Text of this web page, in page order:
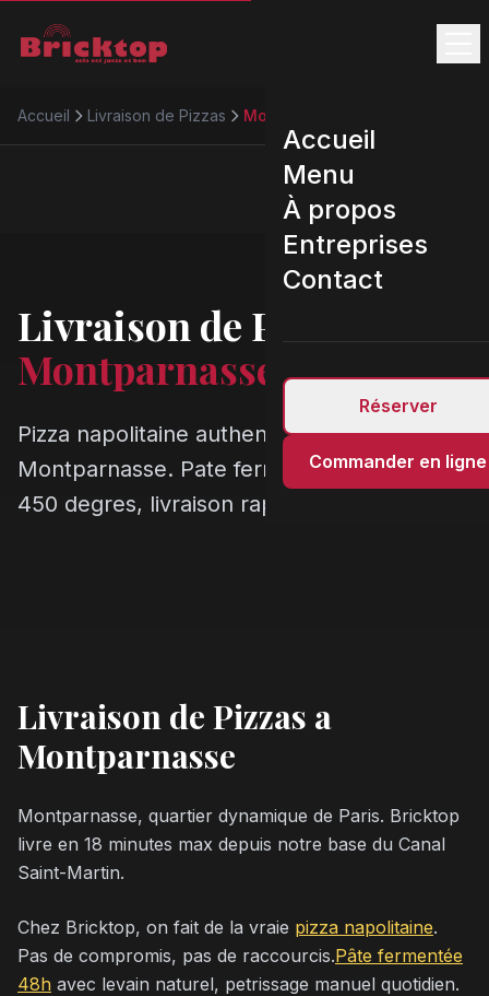
Accueil
Menu
À propos
Entreprises
Contact
Réserver
Commander en ligne
Accueil Livraison de Pizzas Montparnasse
Livraison de Pizzas
Montparnasse
Pizza napolitaine authentique a
Montparnasse. Pate fermentee 48h, four
450 degres, livraison rapide.
Livraison de Pizzas a
Montparnasse
Montparnasse, quartier dynamique de Paris. Bricktop
livre en 18 minutes max depuis notre base du Canal
Saint-Martin.
Chez Bricktop, on fait de la vraie pizza napolitaine.
Pas de compromis, pas de raccourcis.Pâte fermentée
48h avec levain naturel, petrissage manuel quotidien.